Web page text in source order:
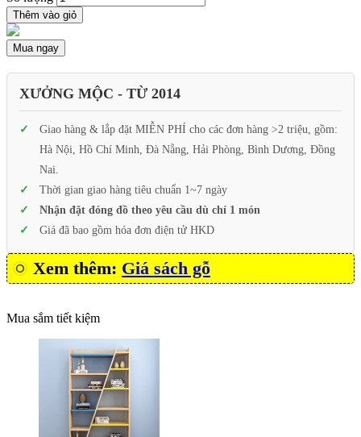
Thêm vào giỏ
Mua ngay
XƯỞNG MỘC - TỪ 2014
Giao hàng & lắp đặt MIỄN PHÍ cho các đơn hàng >2 triệu, gồm:
Hà Nội, Hồ Chí Minh, Đà Nẵng, Hải Phòng, Bình Dương, Đồng
Nai.
Thời gian giao hàng tiêu chuẩn 1~7 ngày
Nhận đặt đóng đồ theo yêu cầu dù chỉ 1 món
Giá đã bao gồm hóa đơn điện tử HKD
Xem thêm: Giá sách gỗ
Mua sắm tiết kiệm